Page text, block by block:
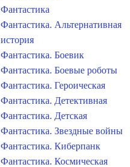
Фантастика
Фантастика. Альтернативная
история
Фантастика. Боевик
Фантастика. Боевые роботы
Фантастика. Героическая
Фантастика. Детективная
Фантастика. Детская
Фантастика. Звездные войны
Фантастика. Киберпанк
Фантастика. Космическая